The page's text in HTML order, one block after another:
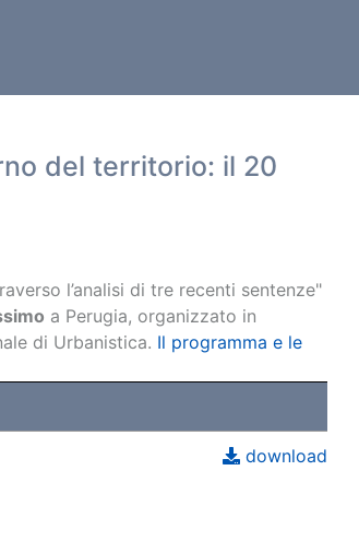
del territorio: il 20
l’analisi di tre recenti sentenze"
a Perugia, organizzato in
di Urbanistica. Il programma e le
download